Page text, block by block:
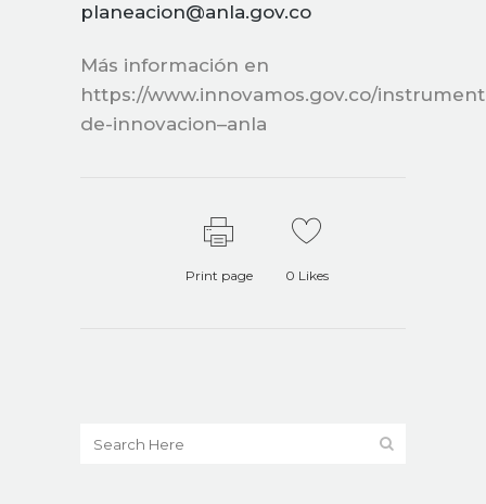
planeacion@anla.gov.co
Más información en
https://www.innovamos.gov.co/
de-innovacion–anla
Print page 0 Likes